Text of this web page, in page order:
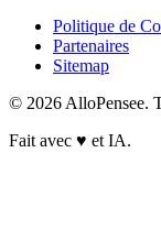
Politique de
Partenaires
Sitemap
© 2026 AlloPensee.
Fait avec ♥ et IA.